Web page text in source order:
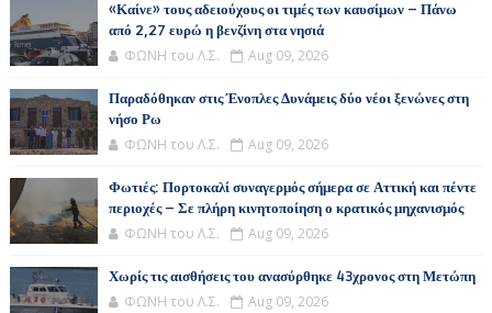
«Καίνε» τους αδειούχους οι τιμές των καυσίμων – Πάνω
από 2,27 ευρώ η βενζίνη στα νησιά
ΦΩΝΗ του Λ.Σ. Aug 09, 2026
Παραδόθηκαν στις Ένοπλες Δυνάμεις δύο νέοι ξενώνες στη
νήσο Ρω
ΦΩΝΗ του Λ.Σ. Aug 09, 2026
Φωτιές: Πορτοκαλί συναγερμός σήμερα σε Αττική και πέντε
περιοχές – Σε πλήρη κινητοποίηση ο κρατικός μηχανισμός
ΦΩΝΗ του Λ.Σ. Aug 09, 2026
Χωρίς τις αισθήσεις του ανασύρθηκε 43χρονος στη Μετώπη
ΦΩΝΗ του Λ.Σ. Aug 09, 2026